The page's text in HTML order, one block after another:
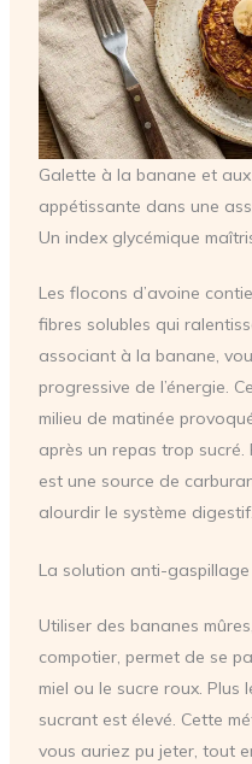
Galette à la banane et
appétissante dans une
Un index glycémique
Les flocons d’avoine
fibres solubles qui
associant à la banane,
progressive de l’énergie.
milieu de matinée
après un repas trop
est une source de
alourdir le système digestif.
La solution anti-gaspillage
Utiliser des bananes
compotier, permet de se
miel ou le sucre roux. Plus
sucrant est élevé. Cette
vous auriez pu jeter, tout